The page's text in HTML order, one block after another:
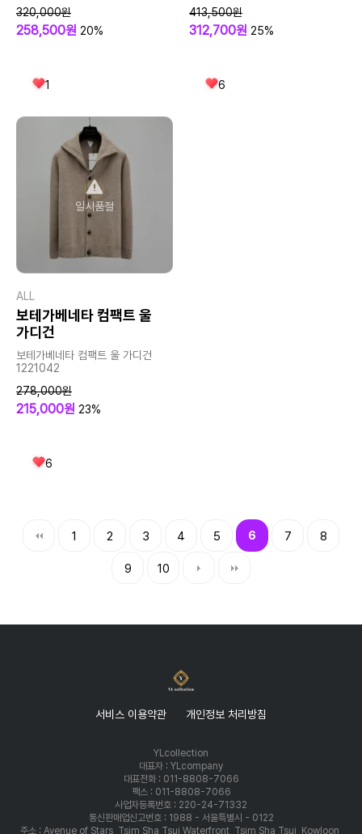
320,000원
258,500원 20%
1
413,500원
312,700원 25%
6
일시품절
ALL
보테가베네타 컴팩트 울
가디건
보테가베네타 컴팩트 울 가디건
1221042
278,000원
215,000원 23%
6
1 2 3 4 5 6 7 8
9 10
서비스 이용약관 개인정보 처리방침
YLcollection
대표자 : YLcompany
대표전화 : 011-8808-7066
팩스 : 011-8808-7066
사업자등록번호 : 220-24-71332
통신판매업신고번호 : 1988 - 서울특별시 - 0122
주소 : Avenue of Stars, Tsim Sha Tsui Waterfront, Tsim Sha Tsui, Kowloon,